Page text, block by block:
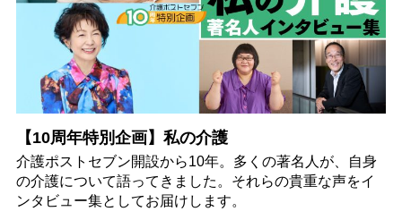
【10周年特別企画】私の介護
介護ポストセブン開設から10年。多くの著名人が、自身
の介護について語ってきました。それらの貴重な声をイ
ンタビュー集としてお届けします。